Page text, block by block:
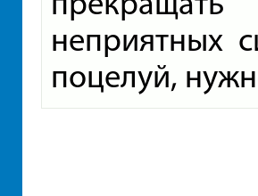
неприятных
поцелуй,